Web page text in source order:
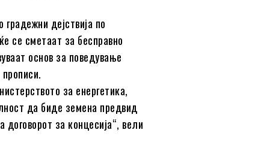
дејствија по
се сметаат за бесправно
основ за поведување
за енергетика,
да биде земена предвид
за концесија“, вели